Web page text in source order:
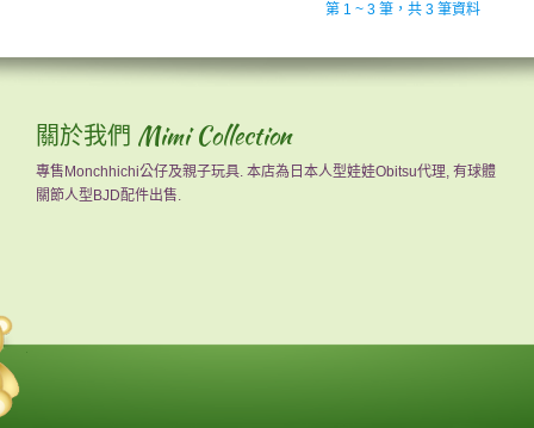
第 1 ~ 3 筆，共 3 筆資料
關於我們 Mimi Collection
專售Monchhichi公仔及親子玩具. 本店為日本人型娃娃Obitsu代理, 有球體
關節人型BJD配件出售.